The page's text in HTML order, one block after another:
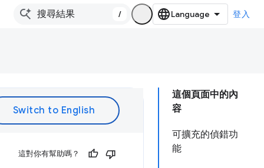
/ 登入
這個頁面中的內
容
可擴充的偵錯功
能
這對你有幫助嗎？